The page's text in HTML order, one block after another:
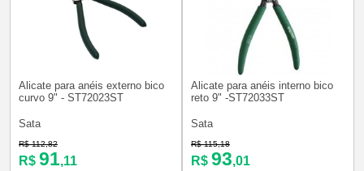
Alicate para anéis externo bico
curvo 9" - ST72023ST
Sata
R$ 112,82
R$ 91,11
Alicate para anéis interno bico
reto 9" -ST72033ST
Sata
R$ 115,18
R$ 93,01